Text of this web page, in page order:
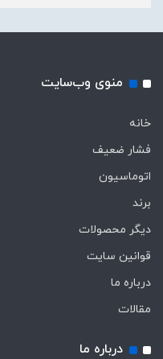
منوی وب‌سایت
خانه
فشار ضعیف
اتوماسیون
برند
دیگر محصولات
قوانین سایت
درباره ما
مقالات
درباره ما